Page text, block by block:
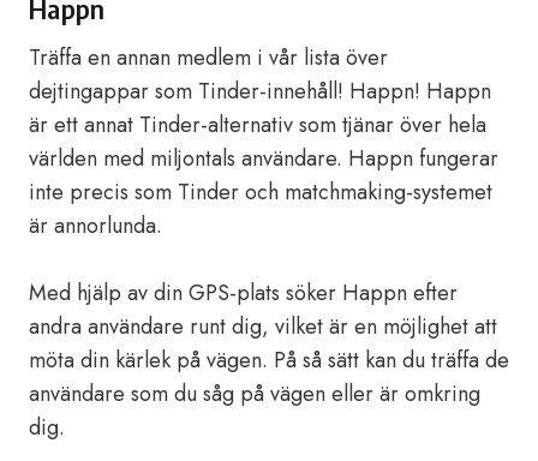
Happn
Träffa en annan medlem i vår lista över
dejtingappar som Tinder-innehåll! Happn! Happn
är ett annat Tinder-alternativ som tjänar över hela
världen med miljontals användare. Happn fungerar
inte precis som Tinder och matchmaking-systemet
är annorlunda.
Med hjälp av din GPS-plats söker Happn efter
andra användare runt dig, vilket är en möjlighet att
möta din kärlek på vägen. På så sätt kan du träffa de
användare som du såg på vägen eller är omkring
dig.